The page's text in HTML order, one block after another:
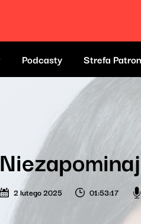
Podcasty Strefa
2 lutego 2025 01:53:17